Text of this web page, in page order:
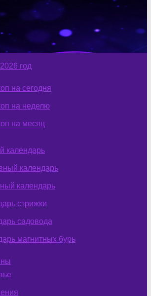
год
на сегодня
на неделю
на месяц
календарь
календарь
календарь
стрижки
садовода
магнитных бурь